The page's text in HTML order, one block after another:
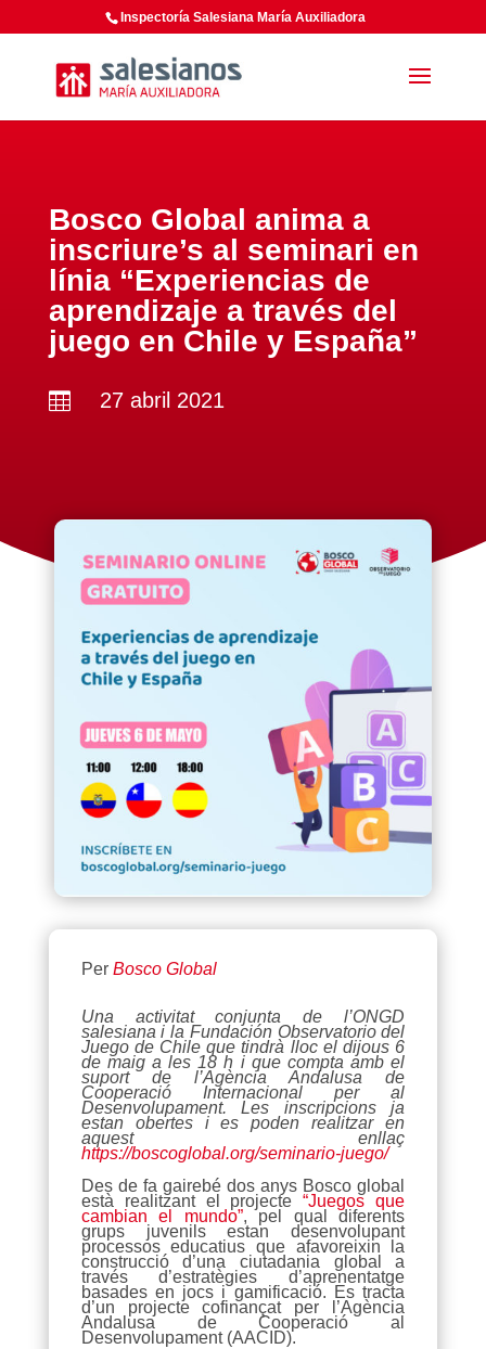
Inspectoría Salesiana María Auxiliadora
Bosco Global anima a
inscriure’s al seminari en
línia “Experiencias de
aprendizaje a través del
juego en Chile y España”
 27 abril 2021
Per Bosco Global
Una activitat conjunta de l’ONGD
salesiana i la Fundación Observatorio del
Juego de Chile que tindrà lloc el dijous 6
de maig a les 18 h i que compta amb el
suport de l’Agència Andalusa de
Cooperació Internacional per al
Desenvolupament. Les inscripcions ja
estan obertes i es poden realitzar en
aquest enllaç
https://boscoglobal.org/seminario-juego/
Des de fa gairebé dos anys Bosco global
està realitzant el projecte“Juegos que
cambian el mundo”, pel qual diferents
grups juvenils estan desenvolupant
processos educatius que afavoreixin la
construcció d’una ciutadania global a
través d’estratègies d’aprenentatge
basades en jocs i gamificació. Es tracta
d’un projecte cofinançat per l’Agència
Andalusa de Cooperació al
Desenvolupament (AACID).